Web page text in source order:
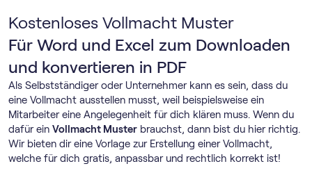
Kostenloses Vollmacht Muster
Für Word und Excel zum Downloaden
und konvertieren in PDF
Als Selbstständiger oder Unternehmer kann es sein, dass du
eine Vollmacht ausstellen musst, weil beispielsweise ein
Mitarbeiter eine Angelegenheit für dich klären muss. Wenn du
dafür ein Vollmacht Muster brauchst, dann bist du hier richtig.
Wir bieten dir eine Vorlage zur Erstellung einer Vollmacht,
welche für dich gratis, anpassbar und rechtlich korrekt ist!